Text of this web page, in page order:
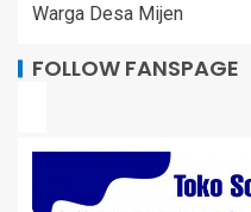
Warga Desa Mijen
FOLLOW FANSPAGE